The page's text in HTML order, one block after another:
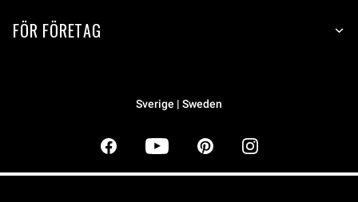
FÖR FÖRETAG
Sverige | Sweden